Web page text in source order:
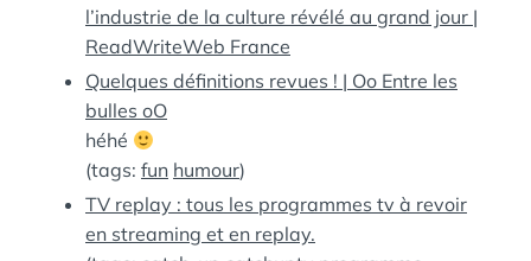
l’industrie de la culture révélé au grand jour |
ReadWriteWeb France
Quelques définitions revues ! | Oo Entre les
bulles oO
héhé
(tags: fun humour)
TV replay : tous les programmes tv à revoir
en streaming et en replay.